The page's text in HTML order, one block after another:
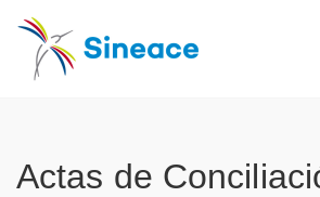
Actas de